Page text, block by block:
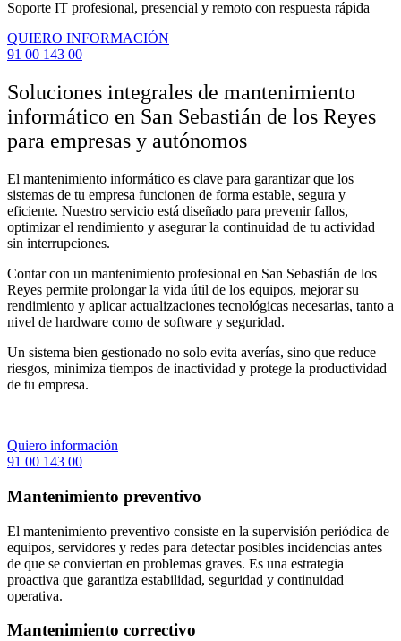
Soporte IT profesional, presencial y remoto con respuesta rápida
QUIERO INFORMACIÓN
91 00 143 00
Soluciones integrales de mantenimiento
informático en San Sebastián de los Reyes
para empresas y autónomos
El mantenimiento informático es clave para garantizar que los
sistemas de tu empresa funcionen de forma estable, segura y
eficiente. Nuestro servicio está diseñado para prevenir fallos,
optimizar el rendimiento y asegurar la continuidad de tu actividad
sin interrupciones.
Contar con un mantenimiento profesional en San Sebastián de los
Reyes permite prolongar la vida útil de los equipos, mejorar su
rendimiento y aplicar actualizaciones tecnológicas necesarias, tanto a
nivel de hardware como de software y seguridad.
Un sistema bien gestionado no solo evita averías, sino que reduce
riesgos, minimiza tiempos de inactividad y protege la productividad
de tu empresa.
Quiero información
91 00 143 00
Mantenimiento preventivo
El mantenimiento preventivo consiste en la supervisión periódica de
equipos, servidores y redes para detectar posibles incidencias antes
de que se conviertan en problemas graves. Es una estrategia
proactiva que garantiza estabilidad, seguridad y continuidad
operativa.
Mantenimiento correctivo